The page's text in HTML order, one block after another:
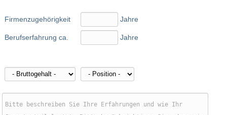
Firmenzugehörigkeit
Berufserfahrung ca.
Jahre
Jahre